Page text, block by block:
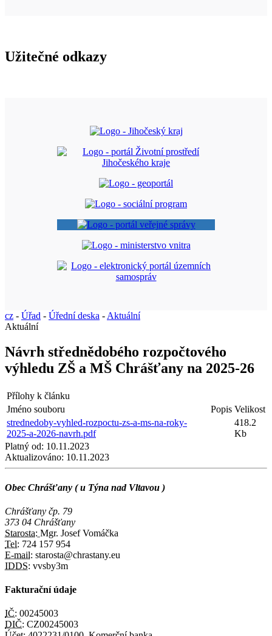
Užitečné odkazy
cz - Úřad - Úřední deska - Aktuální
Aktuální
Návrh střednědobého rozpočtového
výhledu ZŠ a MŠ Chrášťany na 2025-26
Přílohy k článku
Jméno souboru
Popis Velikost
strednedoby-vyhled-rozpoctu-zs-a-ms-na-roky-
2025-a-2026-navrh.pdf
418.2
Kb
Platný od: 10.11.2023
Aktualizováno: 10.11.2023
Obec Chrášťany ( u Týna nad Vltavou )
Chrášťany čp. 79
373 04 Chrášťany
Starosta: Mgr. Josef Vomáčka
Tel: 724 157 954
E-mail: starosta@chrastany.eu
IDDS: vvsby3m
Fakturační údaje
IČ: 00245003
DIČ: CZ00245003